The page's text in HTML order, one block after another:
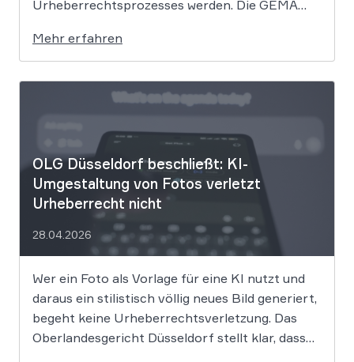
Urheberrechtsprozesses werden. Die GEMA
die Rechte ihrer Mitglieder verteidigen. Dem
Unternehmen hinter der populären KI-Musik-
App werden massive
Urheberrechtsverletzungen vorgeworfen. Die
Mehr erfahren
OLG Düsseldorf beschließt: KI-
Umgestaltung von Fotos verletzt
Urheberrecht nicht
28.04.2026
Wer ein Foto als Vorlage für eine KI nutzt und
daraus ein stilistisch völlig neues Bild generiert,
begeht keine Urheberrechtsverletzung. Das
Oberlandesgericht Düsseldorf stellt klar, dass